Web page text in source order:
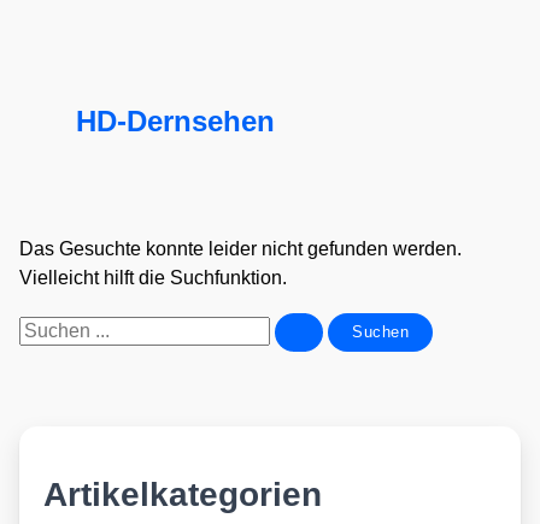
HD-Dernsehen
Das Gesuchte konnte leider nicht gefunden werden.
Vielleicht hilft die Suchfunktion.
Suchen
Artikelkategorien